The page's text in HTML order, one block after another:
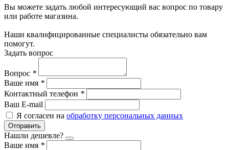
Вы можете задать любой интересующий вас вопрос по товару
или работе магазина.
Наши квалифицированные специалисты обязательно вам
помогут.
Задать вопрос
Вопрос *
Ваше имя *
Контактный телефон *
Ваш E-mail
Я согласен на обработку персональных данных
Отправить
Нашли дешевле?
Ваше имя *